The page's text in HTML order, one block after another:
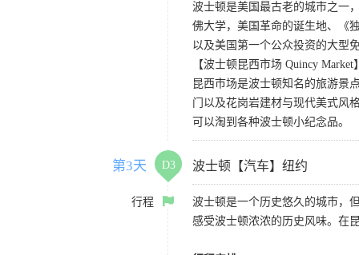
波士顿是美国最古老的城市之一
佛大学，美国革命的诞生地、《
以及美国第一个公众投资的大型
【波士顿昆西市场 Quincy Market
昆西市场是波士顿知名的旅游景
门以及花岗岩建材与现代美式风
可以淘到各种波士顿小纪念品。
第3天 D3 波士顿【汽车】纽约
行程
波士顿是一个历史悠久的城市，
感受波士顿浓浓的历史风味。在